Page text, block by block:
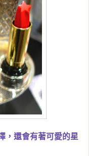
，還會有著可愛的星